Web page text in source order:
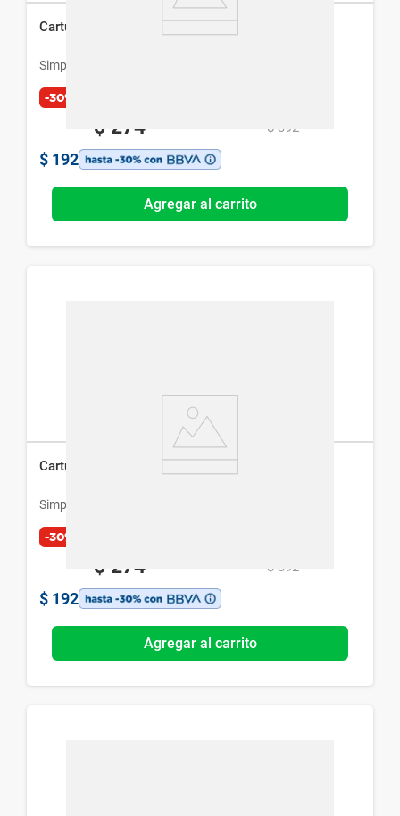
Cartuchera Simplicity Mermaid
Simplicity
-30%
$ 274 $ 392
$ 192
Agregar al carrito
Cartuchera Simplicity de Unicornio
Simplicity
-30%
$ 274 $ 392
$ 192
Agregar al carrito